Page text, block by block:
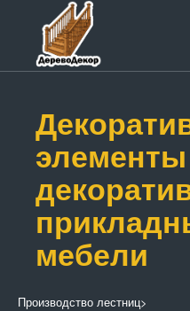
мебели
Производство лестниц>